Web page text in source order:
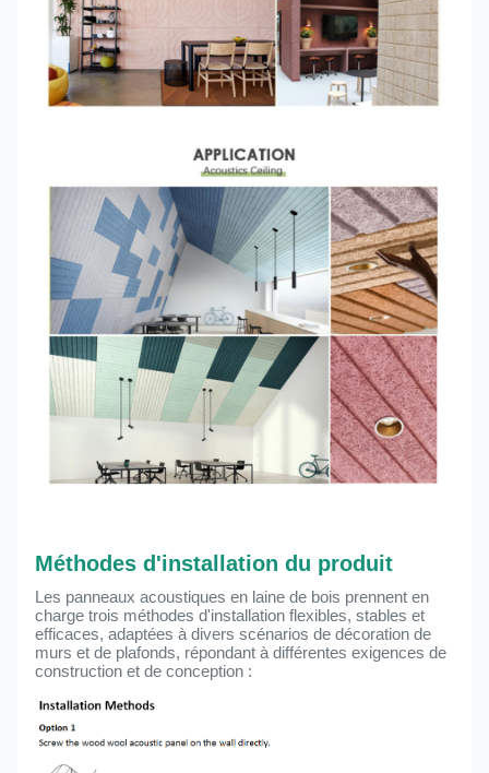
Méthodes d'installation du produit
Les panneaux acoustiques en laine de bois prennent en
charge trois méthodes d'installation flexibles, stables et
efficaces, adaptées à divers scénarios de décoration de
murs et de plafonds, répondant à différentes exigences de
construction et de conception :